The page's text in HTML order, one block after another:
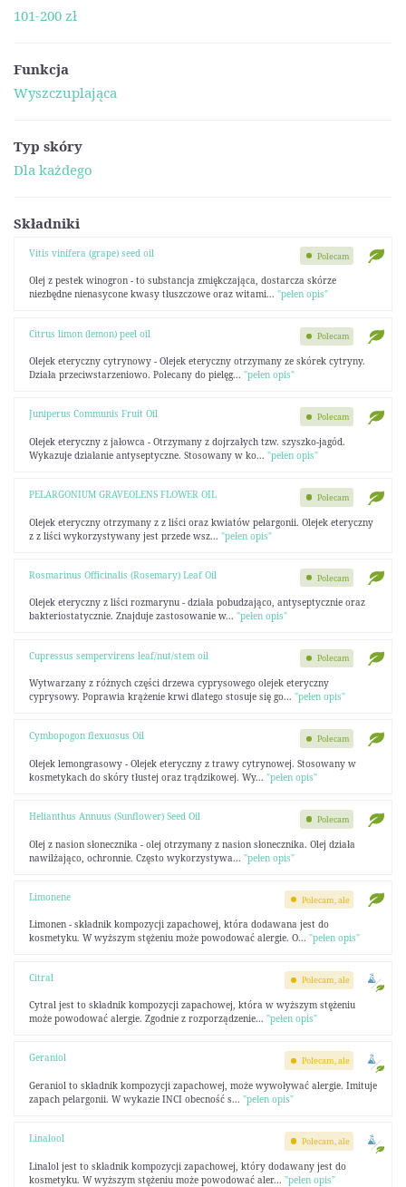
101-200 zł
Funkcja
Wyszczuplająca
Typ skóry
Dla każdego
Składniki
Vitis vinifera (grape) seed oil
Olej z pestek winogron - to substancja zmiękczająca, dostarcza skórze
niezbędne nienasycone kwasy tłuszczowe oraz witami... "pełen opis"
Polecam
Citrus limon (lemon) peel oil
Olejek eteryczny cytrynowy - Olejek eteryczny otrzymany ze skórek cytryny.
Działa przeciwstarzeniowo. Polecany do pielęg... "pełen opis"
Polecam
Juniperus Communis Fruit Oil
Olejek eteryczny z jałowca - Otrzymany z dojrzałych tzw. szyszko-jagód.
Wykazuje działanie antyseptyczne. Stosowany w ko... "pełen opis"
Polecam
PELARGONIUM GRAVEOLENS FLOWER OIL
Olejek eteryczny otrzymany z z liści oraz kwiatów pelargonii. Olejek eteryczny
z z liści wykorzystywany jest przede wsz... "pełen opis"
Polecam
Rosmarinus Officinalis (Rosemary) Leaf Oil
Olejek eteryczny z liści rozmarynu - działa pobudzająco, antyseptycznie oraz
bakteriostatycznie. Znajduje zastosowanie w... "pełen opis"
Polecam
Cupressus sempervirens leaf/nut/stem oil
Wytwarzany z różnych części drzewa cyprysowego olejek eteryczny
cyprysowy. Poprawia krążenie krwi dlatego stosuje się go... "pełen opis"
Polecam
Cymbopogon flexuosus Oil
Olejek lemongrasowy - Olejek eteryczny z trawy cytrynowej. Stosowany w
kosmetykach do skóry tłustej oraz trądzikowej. Wy... "pełen opis"
Polecam
Helianthus Annuus (Sunflower) Seed Oil
Olej z nasion słonecznika - olej otrzymany z nasion słonecznika. Olej działa
nawilżająco, ochronnie. Często wykorzystywa... "pełen opis"
Polecam
Limonene
Limonen - składnik kompozycji zapachowej, która dodawana jest do
kosmetyku. W wyższym stężeniu może powodować alergie. O... "pełen opis"
Polecam, ale
Citral
Cytral jest to składnik kompozycji zapachowej, która w wyższym stężeniu
może powodować alergie. Zgodnie z rozporządzenie... "pełen opis"
Polecam, ale
Geraniol
Geraniol to składnik kompozycji zapachowej, może wywoływać alergie. Imituje
zapach pelargonii. W wykazie INCI obecność s... "pełen opis"
Polecam, ale
Linalool
Linalol jest to składnik kompozycji zapachowej, który dodawany jest do
kosmetyku. W wyższym stężeniu może powodować aler... "pełen opis"
Polecam, ale